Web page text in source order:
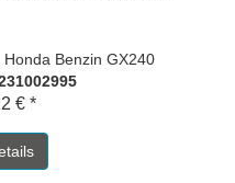
Benzin GX240
€ *